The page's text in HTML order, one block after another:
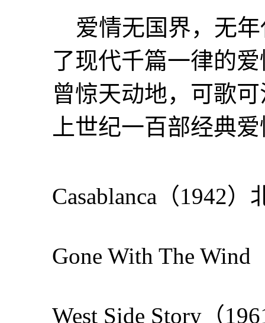
爱情无国界，无
了现代千篇一律的
曾惊天动地，可歌
上世纪一百部经典
Casablanca（1942）
Gone With The
West Side Story（